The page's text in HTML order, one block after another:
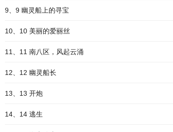
9、9 幽灵船上的寻宝
10、10 美丽的爱丽丝
11、11 南八区，风起云涌
12、12 幽灵船长
13、13 开炮
14、14 逃生